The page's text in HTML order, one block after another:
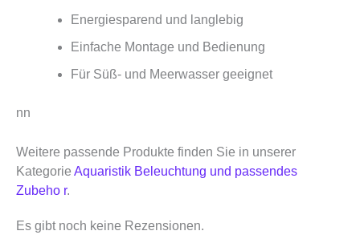
Energiesparend und langlebig
Einfache Montage und Bedienung
Für Süß- und Meerwasser geeignet
nn
Weitere passende Produkte finden Sie in unserer
Kategorie Aquaristik Beleuchtung und passendes
Zubeho r.
Es gibt noch keine Rezensionen.